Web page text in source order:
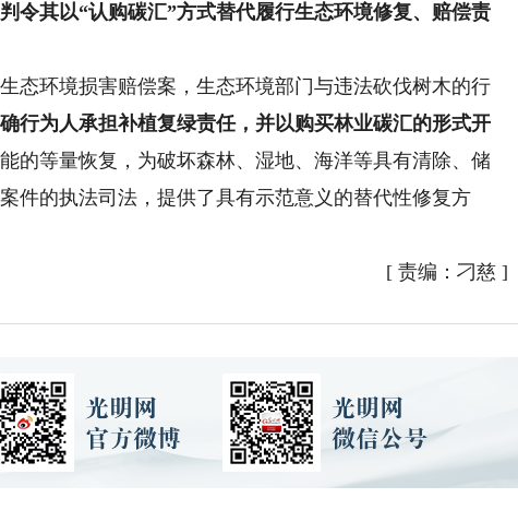
令其以“认购碳汇”方式替代履行生态环境修复、赔偿责
环境损害赔偿案，生态环境部门与违法砍伐树木的行
行为人承担补植复绿责任，并以购买林业碳汇的形式开
的等量恢复，为破坏森林、湿地、海洋等具有清除、储
件的执法司法，提供了具有示范意义的替代性修复方
[ 责编：刁慈 ]